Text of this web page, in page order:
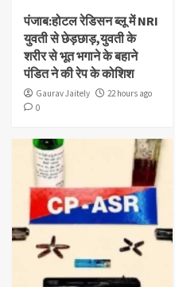
पंजाब:होटल रेडिसन ब्लू में NRI
युवती से छेड़छाड़,युवती के
शरीर से भूत भगाने के बहाने
पंडित ने की रेप के कोशिश
Gaurav Jaitely
22 hours ago
0